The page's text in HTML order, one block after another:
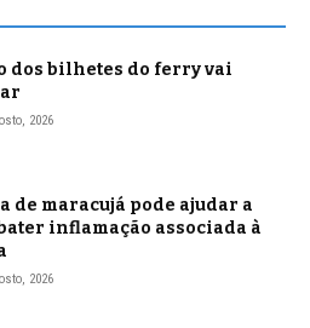
dos bilhetes do ferry vai
2026
de maracujá pode ajudar a
inflamação associada à
2026